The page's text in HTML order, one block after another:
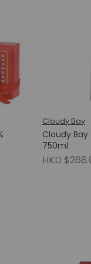
Cloudy Bay
Cloudy Bay
750ml
HKD